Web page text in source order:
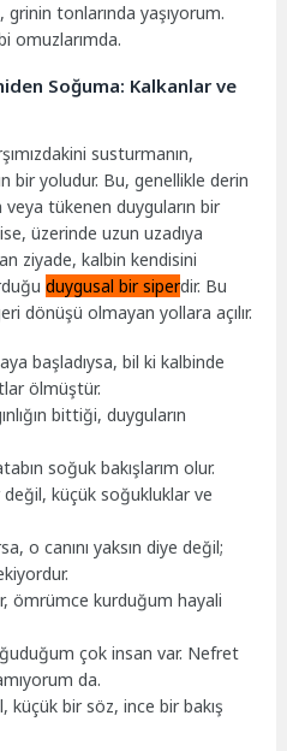
tonlarında yaşıyorum.
omuzlarımda.
Soğuma: Kalkanlar ve
susturmanın,
bir yoludur. Bu, genellikle derin
veya tükenen duyguların bir
üzerinde uzun uzadıya
ziyade, kalbin kendisini
duygusal bir siperdir. Bu
dönüşü olmayan yollara açılır.
başladıysa, bil ki kalbinde
ölmüştür.
bittiği, duyguların
soğuk bakışlarım olur.
küçük soğukluklar ve
o canını yaksın diye değil;
ömrümce kurduğum hayali
çok insan var. Nefret
da.
küçük bir söz, ince bir bakış